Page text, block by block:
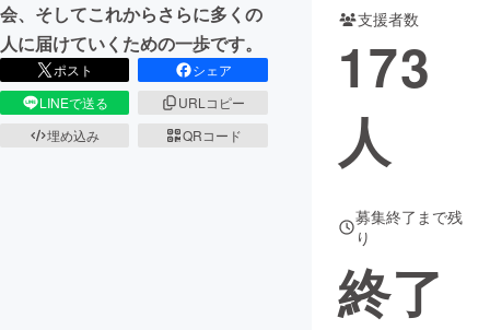
会、そしてこれからさらに多くの
人に届けていくための一歩です。
ポスト
シェア
LINEで送る
URLコピー
埋め込み
QRコード
支援者数
173
人
募集終了まで残
り
終了